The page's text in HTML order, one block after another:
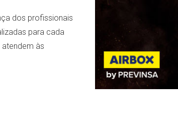
dos profissionais
para cada
às